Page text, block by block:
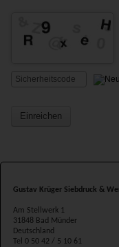
Einreichen
Gustav Krüger Siebdruck &
Am Stellwerk 1
31848 Bad Münder
Deutschland
Tel 0 50 42 / 5 10 61